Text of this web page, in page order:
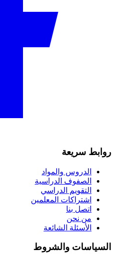
روابط سريعة
الدروس والمواد
الصفوف الدراسية
التقويم الدراسي
اشتراكات المعلمين
اتصل بنا
من نحن
الأسئلة الشائعة
السياسات والشروط